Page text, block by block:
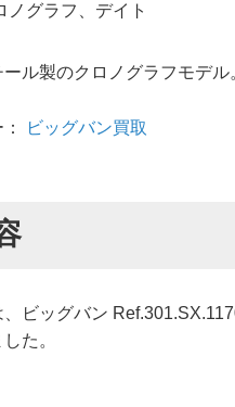
ノグラフ、デイト
ル製のクロノグラフモデル
ビッグバン買取
ビッグバン
た。